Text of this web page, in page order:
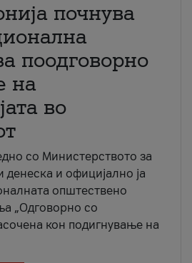
почнува
поодговорно
на
во
со Министерството за
и официјално ја
општествено
„Одговорно со
кон подигнување на